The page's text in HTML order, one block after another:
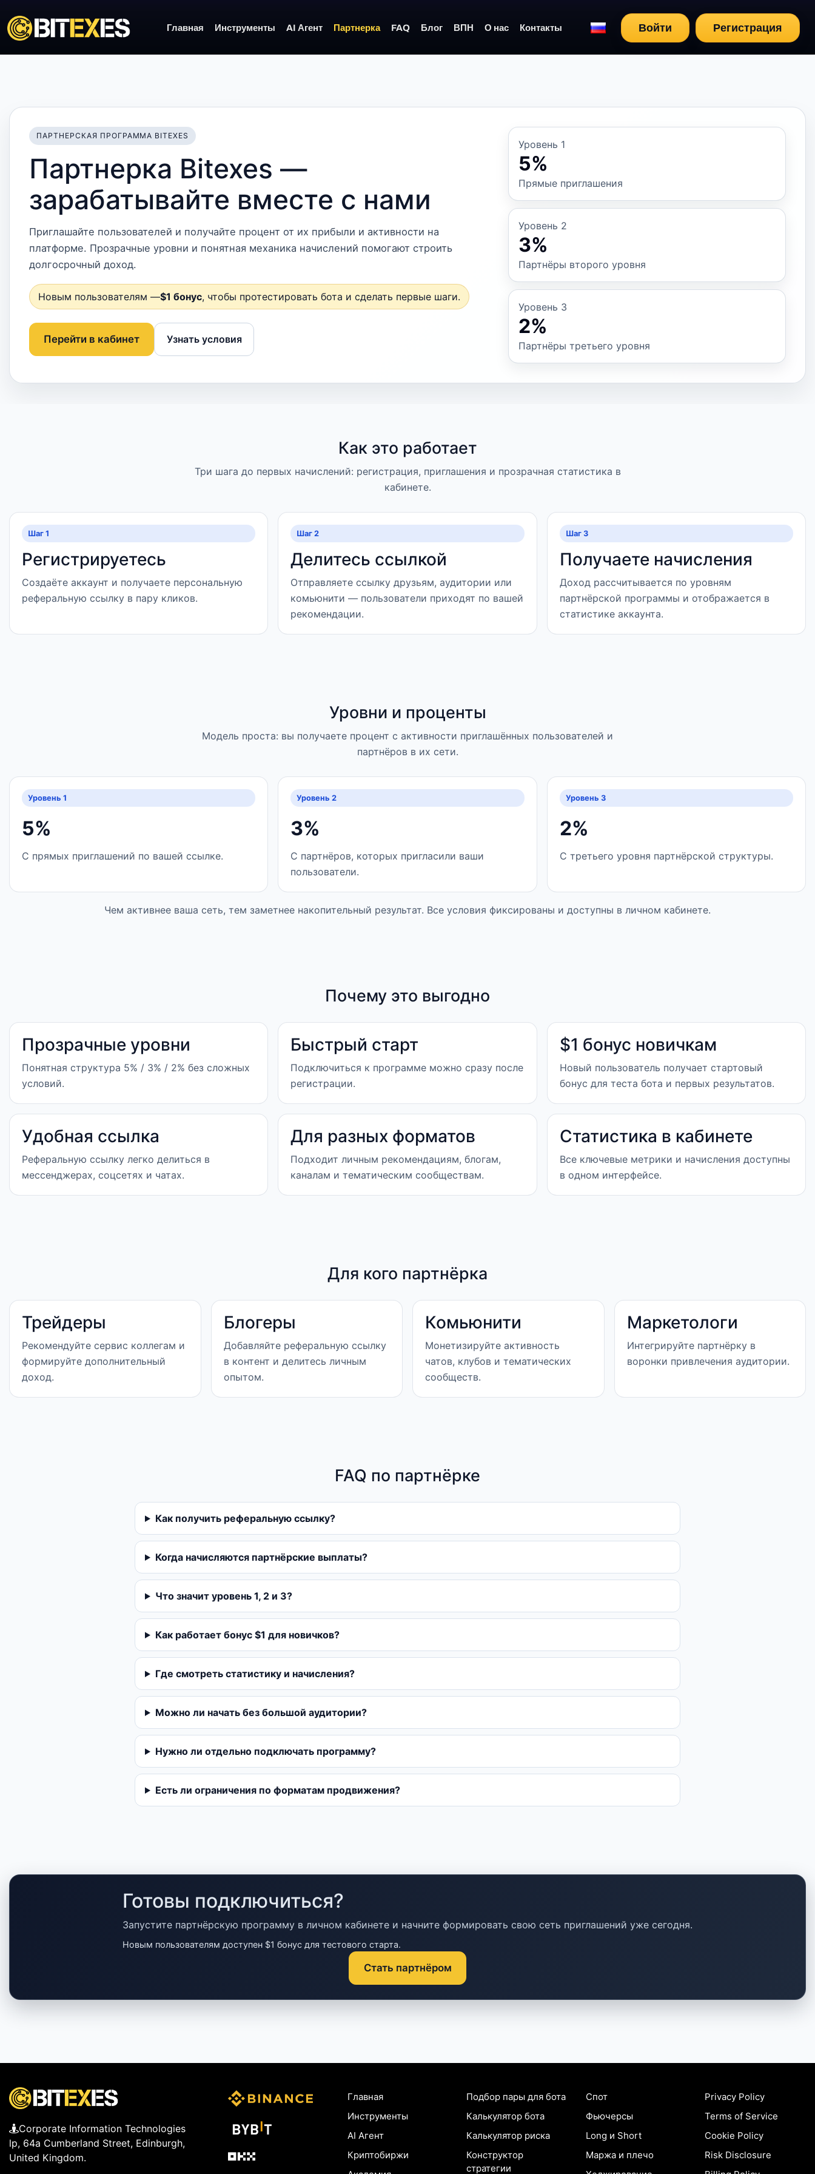
Главная Инструменты AI Агент Партнерка FAQ Блог ВПН О нас Контакты Войти Регистрация
ПАРТНЕРСКАЯ ПРОГРАММА BITEXES
Партнерка Bitexes —
зарабатывайте вместе с нами
Приглашайте пользователей и получайте процент от их прибыли и активности на
платформе. Прозрачные уровни и понятная механика начислений помогают строить
долгосрочный доход.
Новым пользователям —$1 бонус, чтобы протестировать бота и сделать первые шаги.
Перейти в кабинет Узнать условия
Уровень 1
5%
Прямые приглашения
Уровень 2
3%
Партнёры второго уровня
Уровень 3
2%
Партнёры третьего уровня
Как это работает
Три шага до первых начислений: регистрация, приглашения и прозрачная статистика в
кабинете.
Шаг 1
Регистрируетесь
Создаёте аккаунт и получаете персональную
реферальную ссылку в пару кликов.
Шаг 2
Делитесь ссылкой
Отправляете ссылку друзьям, аудитории или
комьюнити — пользователи приходят по вашей
рекомендации.
Шаг 3
Получаете начисления
Доход рассчитывается по уровням
партнёрской программы и отображается в
статистике аккаунта.
Уровни и проценты
Модель проста: вы получаете процент с активности приглашённых пользователей и
партнёров в их сети.
Уровень 1
5%
С прямых приглашений по вашей ссылке.
Уровень 2
3%
С партнёров, которых пригласили ваши
пользователи.
Уровень 3
2%
С третьего уровня партнёрской структуры.
Чем активнее ваша сеть, тем заметнее накопительный результат. Все условия фиксированы и доступны в личном кабинете.
Почему это выгодно
Прозрачные уровни
Понятная структура 5% / 3% / 2% без сложных
условий.
Быстрый старт
Подключиться к программе можно сразу после
регистрации.
$1 бонус новичкам
Новый пользователь получает стартовый
бонус для теста бота и первых результатов.
Удобная ссылка
Реферальную ссылку легко делиться в
мессенджерах, соцсетях и чатах.
Для разных форматов
Подходит личным рекомендациям, блогам,
каналам и тематическим сообществам.
Статистика в кабинете
Все ключевые метрики и начисления доступны
в одном интерфейсе.
Для кого партнёрка
Трейдеры
Рекомендуйте сервис коллегам и
формируйте дополнительный
доход.
Блогеры
Добавляйте реферальную ссылку
в контент и делитесь личным
опытом.
Комьюнити
Монетизируйте активность
чатов, клубов и тематических
сообществ.
Маркетологи
Интегрируйте партнёрку в
воронки привлечения аудитории.
FAQ по партнёрке
Как получить реферальную ссылку?
Когда начисляются партнёрские выплаты?
Что значит уровень 1, 2 и 3?
Как работает бонус $1 для новичков?
Где смотреть статистику и начисления?
Можно ли начать без большой аудитории?
Нужно ли отдельно подключать программу?
Есть ли ограничения по форматам продвижения?
Готовы подключиться?
Запустите партнёрскую программу в личном кабинете и начните формировать свою сеть приглашений уже сегодня.
Новым пользователям доступен $1 бонус для тестового старта.
Стать партнёром
Corporate Information Technologies
lp, 64a Cumberland Street, Edinburgh,
United Kingdom.
Главная
Инструменты
AI Агент
Криптобиржи
Подбор пары для бота
Калькулятор бота
Калькулятор риска
Конструктор
стратегии
Спот
Фьючерсы
Long и Short
Маржа и плечо
Privacy Policy
Terms of Service
Cookie Policy
Risk Disclosure